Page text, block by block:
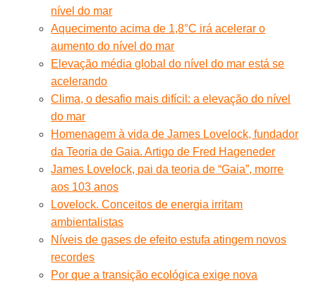
nível do mar
Aquecimento acima de 1,8°C irá acelerar o
aumento do nível do mar
Elevação média global do nível do mar está se
acelerando
Clima, o desafio mais difícil: a elevação do nível
do mar
Homenagem à vida de James Lovelock, fundador
da Teoria de Gaia. Artigo de Fred Hageneder
James Lovelock, pai da teoria de “Gaia”, morre
aos 103 anos
Lovelock. Conceitos de energia irritam
ambientalistas
Níveis de gases de efeito estufa atingem novos
recordes
Por que a transição ecológica exige nova